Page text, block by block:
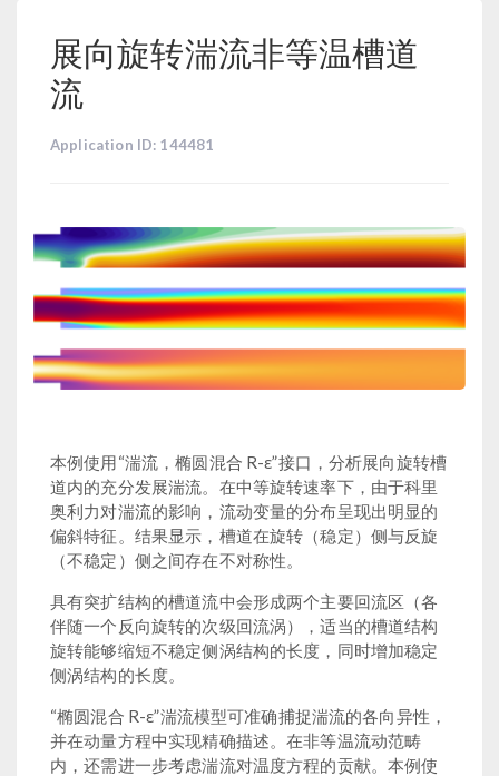
展向旋转湍流非等温槽道
流
Application ID: 144481
本例使用“湍流，椭圆混合 R-ε”接口，分析展向旋转槽
道内的充分发展湍流。在中等旋转速率下，由于科里
奥利力对湍流的影响，流动变量的分布呈现出明显的
偏斜特征。结果显示，槽道在旋转（稳定）侧与反旋
（不稳定）侧之间存在不对称性。
具有突扩结构的槽道流中会形成两个主要回流区（各
伴随一个反向旋转的次级回流涡），适当的槽道结构
旋转能够缩短不稳定侧涡结构的长度，同时增加稳定
侧涡结构的长度。
“椭圆混合 R-ε”湍流模型可准确捕捉湍流的各向异性，
并在动量方程中实现精确描述。在非等温流动范畴
内，还需进一步考虑湍流对温度方程的贡献。本例使